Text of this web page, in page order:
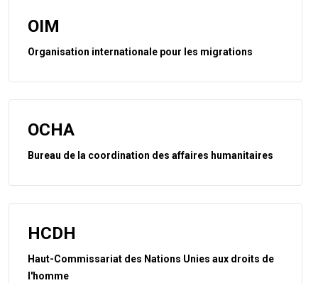
OIM
Organisation internationale pour les migrations
OCHA
Bureau de la coordination des affaires humanitaires
HCDH
Haut-Commissariat des Nations Unies aux droits de
l'homme